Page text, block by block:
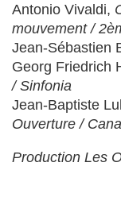
Antonio Vivaldi,
mouvement /
Jean-Sébastien
Georg Friedrich
/ Sinfonia
Jean-Baptiste
Ouverture /
Production Les